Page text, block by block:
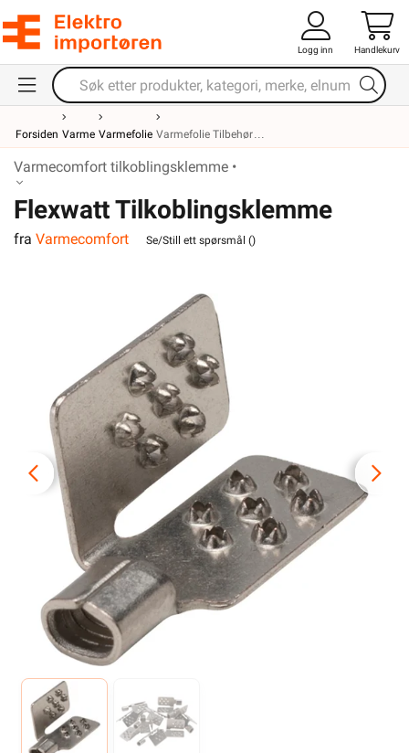
Logg inn Handlekurv
Forsiden Varme Varmefolie Varmefolie Tilbehør
Varmecomfort tilkoblingsklemme •
Flexwatt Tilkoblingsklemme
fra Varmecomfort Se/Still ett spørsmål ()